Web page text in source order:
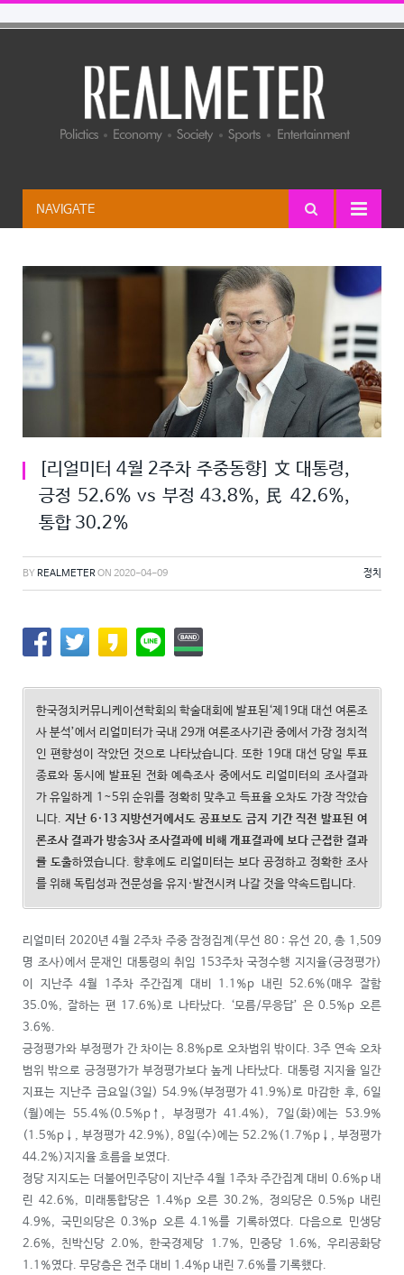
NAVIGATE
[리얼미터 4월 2주차 주중동향] 文 대통령,
긍정 52.6% vs 부정 43.8%, 民 42.6%,
통합 30.2%
BY REALMETERON 2020-04-09 정치
한국정치커뮤니케이션학회의 학술대회에 발표된‘제19대 대선 여론조
사 분석’에서 리얼미터가 국내 29개 여론조사기관 중에서 가장 정치적
인 편향성이 작았던 것으로 나타났습니다. 또한 19대 대선 당일 투표
종료와 동시에 발표된 전화 예측조사 중에서도 리얼미터의 조사결과
가 유일하게 1~5위 순위를 정확히 맞추고 득표율 오차도 가장 작았습
니다. 지난 6·13지방선거에서도 공표보도 금지 기간 직전 발표된 여
론조사 결과가 방송3사 조사결과에 비해 개표결과에 보다 근접한 결과
를 도출하였습니다. 향후에도 리얼미터는 보다 공정하고 정확한 조사
를 위해 독립성과 전문성을 유지·발전시켜 나갈 것을 약속드립니다.
리얼미터 2020년 4월 2주차 주중 잠정집계(무선 80 : 유선 20, 총 1,509
명 조사)에서 문재인 대통령의 취임 153주차 국정수행 지지율(긍정평가)
이 지난주 4월 1주차 주간집계 대비 1.1%p 내린 52.6%(매우 잘함
35.0%, 잘하는 편 17.6%)로 나타났다. ‘모름/무응답’ 은 0.5%p 오른
3.6%.
긍정평가와 부정평가 간 차이는 8.8%p로 오차범위 밖이다. 3주 연속 오차
범위 밖으로 긍정평가가 부정평가보다 높게 나타났다. 대통령 지지율 일간
지표는 지난주 금요일(3일) 54.9%(부정평가 41.9%)로 마감한 후, 6일
(월)에는 55.4%(0.5%p↑, 부정평가 41.4%), 7일(화)에는 53.9%
(1.5%p↓, 부정평가 42.9%), 8일(수)에는 52.2%(1.7%p↓, 부정평가
44.2%)지지율 흐름을 보였다.
정당 지지도는 더불어민주당이 지난주 4월 1주차 주간집계 대비 0.6%p 내
린 42.6%, 미래통합당은 1.4%p 오른 30.2%, 정의당은 0.5%p 내린
4.9%, 국민의당은 0.3%p 오른 4.1%를 기록하였다. 다음으로 민생당
2.6%, 친박신당 2.0%, 한국경제당 1.7%, 민중당 1.6%, 우리공화당
1.1%였다. 무당층은 전주 대비 1.4%p 내린 7.6%를 기록했다.